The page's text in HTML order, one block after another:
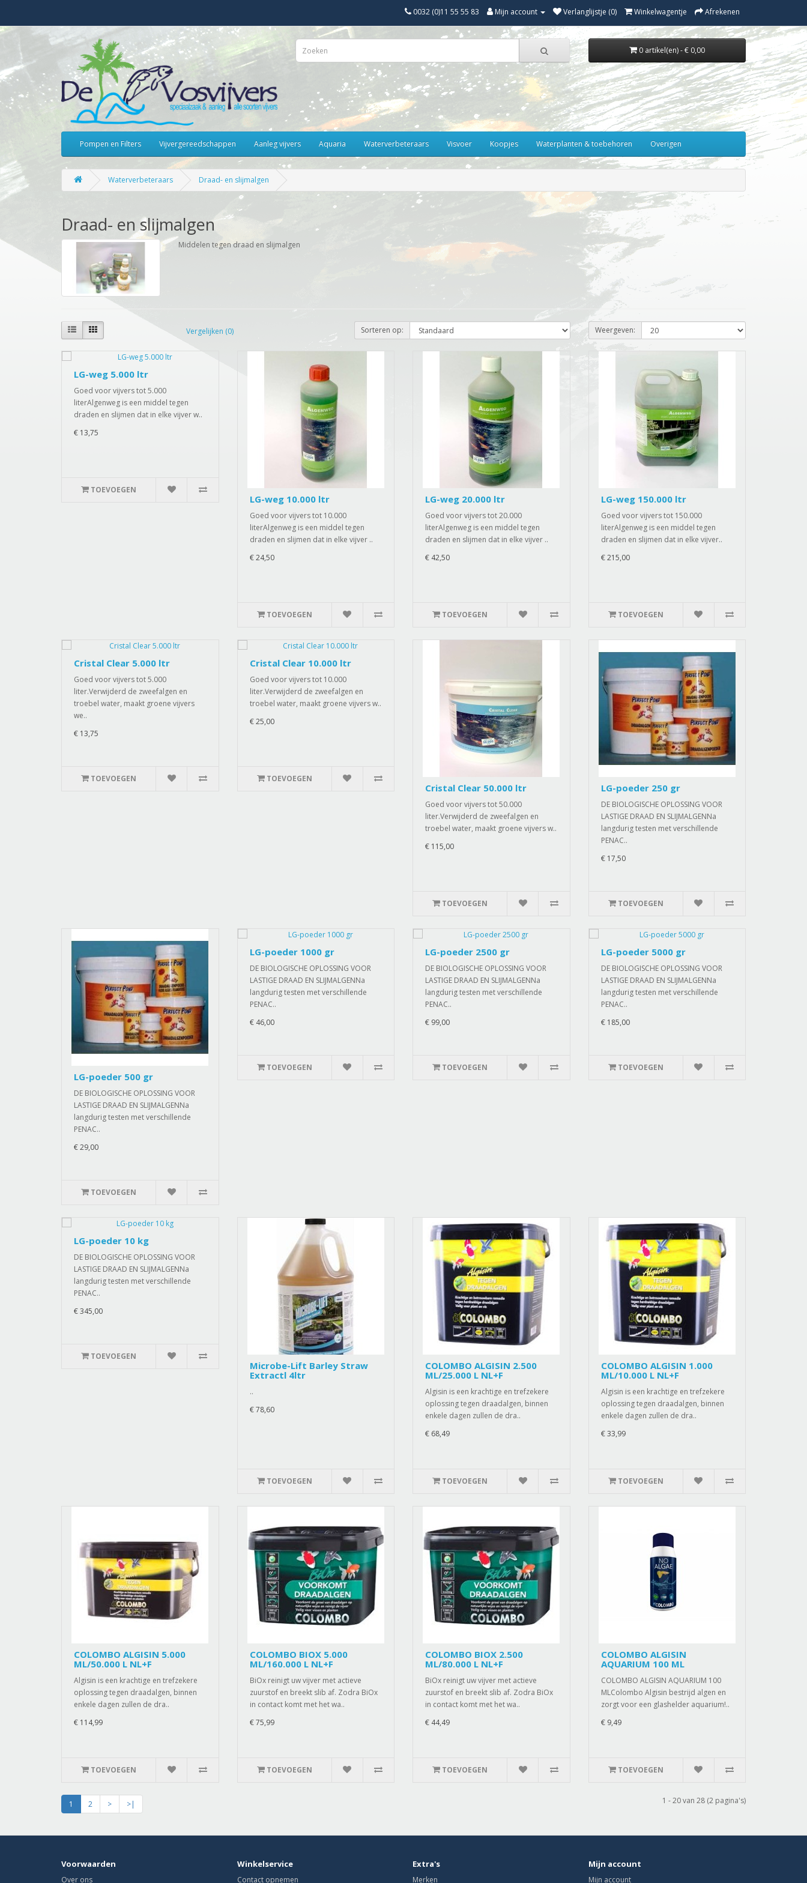
0032 (0)11 55 55 83 Mijn account Verlanglijstje (0) Winkelwagentje Afrekenen
0 artikel(en) - € 0,00
Pompen en Filters Vijvergereedschappen Aanleg vijvers Aquaria Waterverbeteraars Visvoer Koopjes Waterplanten & toebehoren Overigen
Waterverbeteraars Draad- en slijmalgen
Draad- en slijmalgen
Middelen tegen draad en slijmalgen
Vergelijken (0) Sorteren op: Weergeven:
LG-weg 5.000 ltr
Goed voor vijvers tot 5.000
literAlgenweg is een middel tegen
draden en slijmen dat in elke vijver w..
€ 13,75
TOEVOEGEN
LG-weg 10.000 ltr
Goed voor vijvers tot 10.000
literAlgenweg is een middel tegen
draden en slijmen dat in elke vijver ..
€ 24,50
TOEVOEGEN
LG-weg 20.000 ltr
Goed voor vijvers tot 20.000
literAlgenweg is een middel tegen
draden en slijmen dat in elke vijver ..
€ 42,50
TOEVOEGEN
LG-weg 150.000 ltr
Goed voor vijvers tot 150.000
literAlgenweg is een middel tegen
draden en slijmen dat in elke vijver..
€ 215,00
TOEVOEGEN
Cristal Clear 5.000 ltr
Goed voor vijvers tot 5.000
liter.Verwijderd de zweefalgen en
troebel water, maakt groene vijvers
we..
€ 13,75
TOEVOEGEN
Cristal Clear 10.000 ltr
Goed voor vijvers tot 10.000
liter.Verwijderd de zweefalgen en
troebel water, maakt groene vijvers w..
€ 25,00
TOEVOEGEN
Cristal Clear 50.000 ltr
Goed voor vijvers tot 50.000
liter.Verwijderd de zweefalgen en
troebel water, maakt groene vijvers w..
€ 115,00
TOEVOEGEN
LG-poeder 250 gr
DE BIOLOGISCHE OPLOSSING VOOR
LASTIGE DRAAD EN SLIJMALGENNa
langdurig testen met verschillende
PENAC..
€ 17,50
TOEVOEGEN
LG-poeder 500 gr
DE BIOLOGISCHE OPLOSSING VOOR
LASTIGE DRAAD EN SLIJMALGENNa
langdurig testen met verschillende
PENAC..
€ 29,00
TOEVOEGEN
LG-poeder 1000 gr
DE BIOLOGISCHE OPLOSSING VOOR
LASTIGE DRAAD EN SLIJMALGENNa
langdurig testen met verschillende
PENAC..
€ 46,00
TOEVOEGEN
LG-poeder 2500 gr
DE BIOLOGISCHE OPLOSSING VOOR
LASTIGE DRAAD EN SLIJMALGENNa
langdurig testen met verschillende
PENAC..
€ 99,00
TOEVOEGEN
LG-poeder 5000 gr
DE BIOLOGISCHE OPLOSSING VOOR
LASTIGE DRAAD EN SLIJMALGENNa
langdurig testen met verschillende
PENAC..
€ 185,00
TOEVOEGEN
LG-poeder 10 kg
DE BIOLOGISCHE OPLOSSING VOOR
LASTIGE DRAAD EN SLIJMALGENNa
langdurig testen met verschillende
PENAC..
€ 345,00
TOEVOEGEN
Microbe-Lift Barley Straw
Extractl 4ltr
..
€ 78,60
TOEVOEGEN
COLOMBO ALGISIN 2.500
ML/25.000 L NL+F
Algisin is een krachtige en trefzekere
oplossing tegen draadalgen, binnen
enkele dagen zullen de dra..
€ 68,49
TOEVOEGEN
COLOMBO ALGISIN 1.000
ML/10.000 L NL+F
Algisin is een krachtige en trefzekere
oplossing tegen draadalgen, binnen
enkele dagen zullen de dra..
€ 33,99
TOEVOEGEN
COLOMBO ALGISIN 5.000
ML/50.000 L NL+F
Algisin is een krachtige en trefzekere
oplossing tegen draadalgen, binnen
enkele dagen zullen de dra..
€ 114,99
TOEVOEGEN
COLOMBO BIOX 5.000
ML/160.000 L NL+F
BiOx reinigt uw vijver met actieve
zuurstof en breekt slib af. Zodra BiOx
in contact komt met het wa..
€ 75,99
TOEVOEGEN
COLOMBO BIOX 2.500
ML/80.000 L NL+F
BiOx reinigt uw vijver met actieve
zuurstof en breekt slib af. Zodra BiOx
in contact komt met het wa..
€ 44,49
TOEVOEGEN
COLOMBO ALGISIN
AQUARIUM 100 ML
COLOMBO ALGISIN AQUARIUM 100
MLColombo Algisin bestrijd algen en
zorgt voor een glashelder aquarium!..
€ 9,49
TOEVOEGEN
1 2 > >| 1 - 20 van 28 (2 pagina's)
Voorwaarden
Over ons
Winkelservice
Contact opnemen
Extra's
Merken
Mijn account
Mijn account